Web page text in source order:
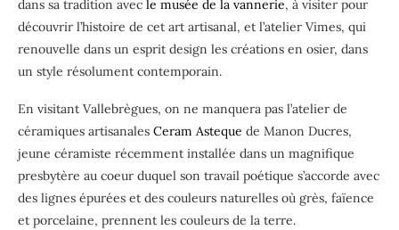
dans sa tradition avec le musée de la vannerie, à visiter pour
découvrir l’histoire de cet art artisanal, et l’atelier Vimes, qui
renouvelle dans un esprit design les créations en osier, dans
un style résolument contemporain.
En visitant Vallebrègues, on ne manquera pas l’atelier de
céramiques artisanales Ceram Asteque de Manon Ducres,
jeune céramiste récemment installée dans un magnifique
presbytère au coeur duquel son travail poétique s’accorde avec
des lignes épurées et des couleurs naturelles où grès, faïence
et porcelaine, prennent les couleurs de la terre.